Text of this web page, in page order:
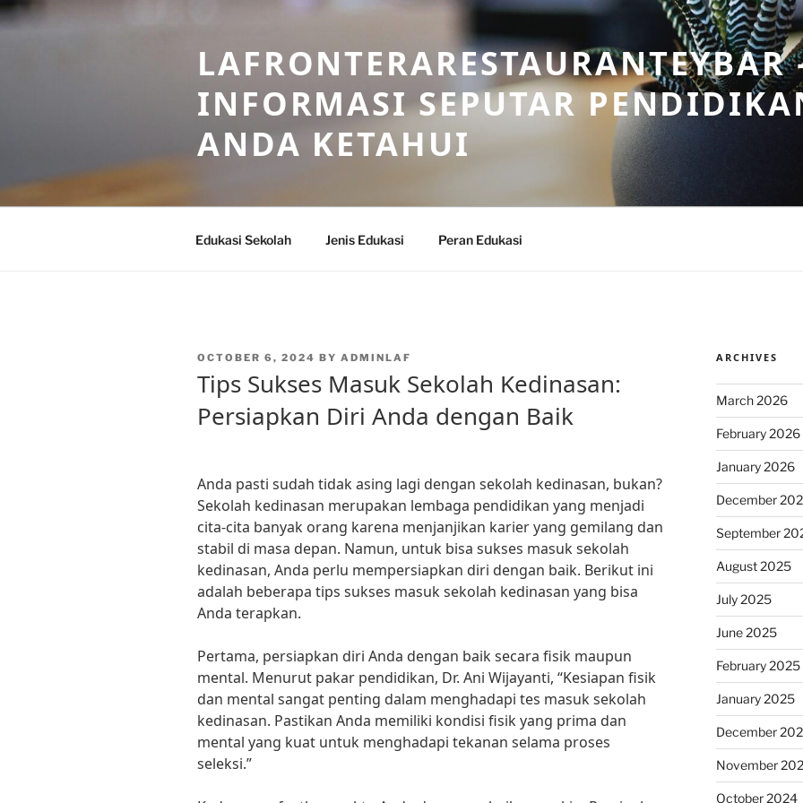
Skip
to
LAFRONTERARESTAURANTEYBAR
INFORMASI SEPUTAR
ANDA KETAHUI
Edukasi Sekolah Jenis Edukasi Peran Edukasi
POSTED
OCTOBER 6, 2024 BY ADMINLAF
Tips Sukses Masuk Sekolah Kedinasan:
Persiapkan Diri Anda dengan Baik
Anda pasti sudah tidak asing lagi dengan sekolah kedinasan, bukan?
Sekolah kedinasan merupakan lembaga pendidikan yang menjadi
cita-cita banyak orang karena menjanjikan karier yang gemilang dan
stabil di masa depan. Namun, untuk bisa sukses masuk sekolah
kedinasan, Anda perlu mempersiapkan diri dengan baik. Berikut ini
adalah beberapa tips sukses masuk sekolah kedinasan yang bisa
Anda terapkan.
Pertama, persiapkan diri Anda dengan baik secara fisik maupun
mental. Menurut pakar pendidikan, Dr. Ani Wijayanti, “Kesiapan fisik
dan mental sangat penting dalam menghadapi tes masuk sekolah
kedinasan. Pastikan Anda memiliki kondisi fisik yang prima dan
mental yang kuat untuk menghadapi tekanan selama proses
seleksi.”
ARCHIVES
March 2026
February 2026
January 2026
December
September
August 2025
July 2025
June 2025
February 2025
January 2025
December
November
October 2024